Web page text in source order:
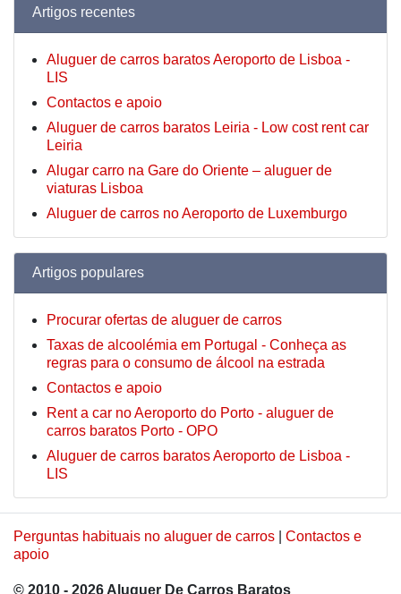
Artigos recentes
Aluguer de carros baratos Aeroporto de Lisboa -
LIS
Contactos e apoio
Aluguer de carros baratos Leiria - Low cost rent car
Leiria
Alugar carro na Gare do Oriente – aluguer de
viaturas Lisboa
Aluguer de carros no Aeroporto de Luxemburgo
Artigos populares
Procurar ofertas de aluguer de carros
Taxas de alcoolémia em Portugal - Conheça as
regras para o consumo de álcool na estrada
Contactos e apoio
Rent a car no Aeroporto do Porto - aluguer de
carros baratos Porto - OPO
Aluguer de carros baratos Aeroporto de Lisboa -
LIS
Perguntas habituais no aluguer de carros
Contactos e
apoio
© 2010 - 2026 Aluguer De Carros Baratos